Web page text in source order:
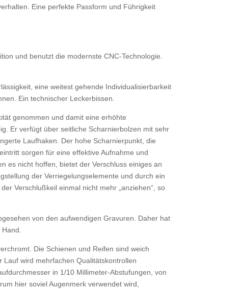
Eine perfekte Passform und Führigkeit
und benutzt die modernste CNC-Technologie.
eine weitest gehende Individualisierbarkeit
Ein technischer Leckerbissen.
genommen und damit eine erhöhte
Er verfügt über seitliche Scharnierbolzen mit sehr
Laufhaken. Der hohe Scharnierpunkt, die
sorgen für eine effektive Aufnahme und
es nicht hoffen, bietet der Verschluss einiges an
der Verriegelungselemente und durch ein
Verschlußkeil einmal nicht mehr „anziehen“, so
von den aufwendigen Gravuren. Daher hat
Die Schienen und Reifen sind weich
wird mehrfachen Qualitätskontrollen
in 1/10 Millimeter-Abstufungen, von
hier soviel Augenmerk verwendet wird,